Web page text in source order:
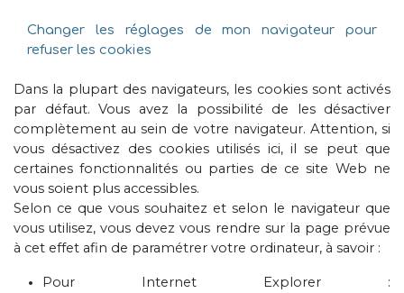
Changer les réglages de mon navigateur pour
refuser les cookies
Dans la plupart des navigateurs, les cookies sont activés
par défaut. Vous avez la possibilité de les désactiver
complètement au sein de votre navigateur. Attention, si
vous désactivez des cookies utilisés ici, il se peut que
certaines fonctionnalités ou parties de ce site Web ne
vous soient plus accessibles.
Selon ce que vous souhaitez et selon le navigateur que
vous utilisez, vous devez vous rendre sur la page prévue
à cet effet afin de paramétrer votre ordinateur, à savoir :
Pour Internet Explorer :